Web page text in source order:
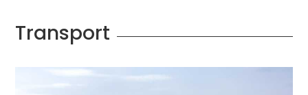
Transport